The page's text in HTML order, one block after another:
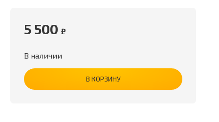
5 500 ₽
В наличии
В КОРЗИНУ